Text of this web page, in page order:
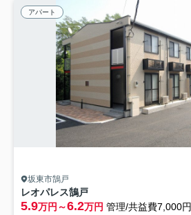
アパート
坂東市鵠戸
レオパレス鵠戸
5.9万円～6.2万円 管理/共益費7,000円